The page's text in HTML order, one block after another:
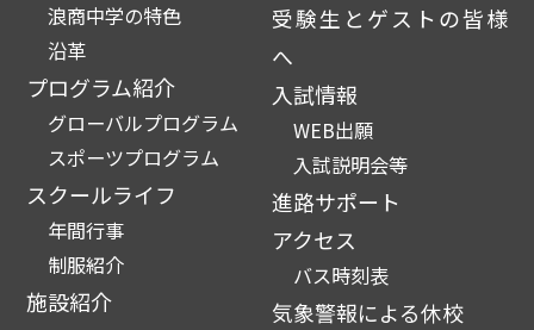
浪商中学の特色
沿革
プログラム紹介
グローバルプログラム
スポーツプログラム
スクールライフ
年間行事
制服紹介
施設紹介
受験生とゲストの皆様
へ
入試情報
WEB出願
入試説明会等
進路サポート
アクセス
バス時刻表
気象警報による休校